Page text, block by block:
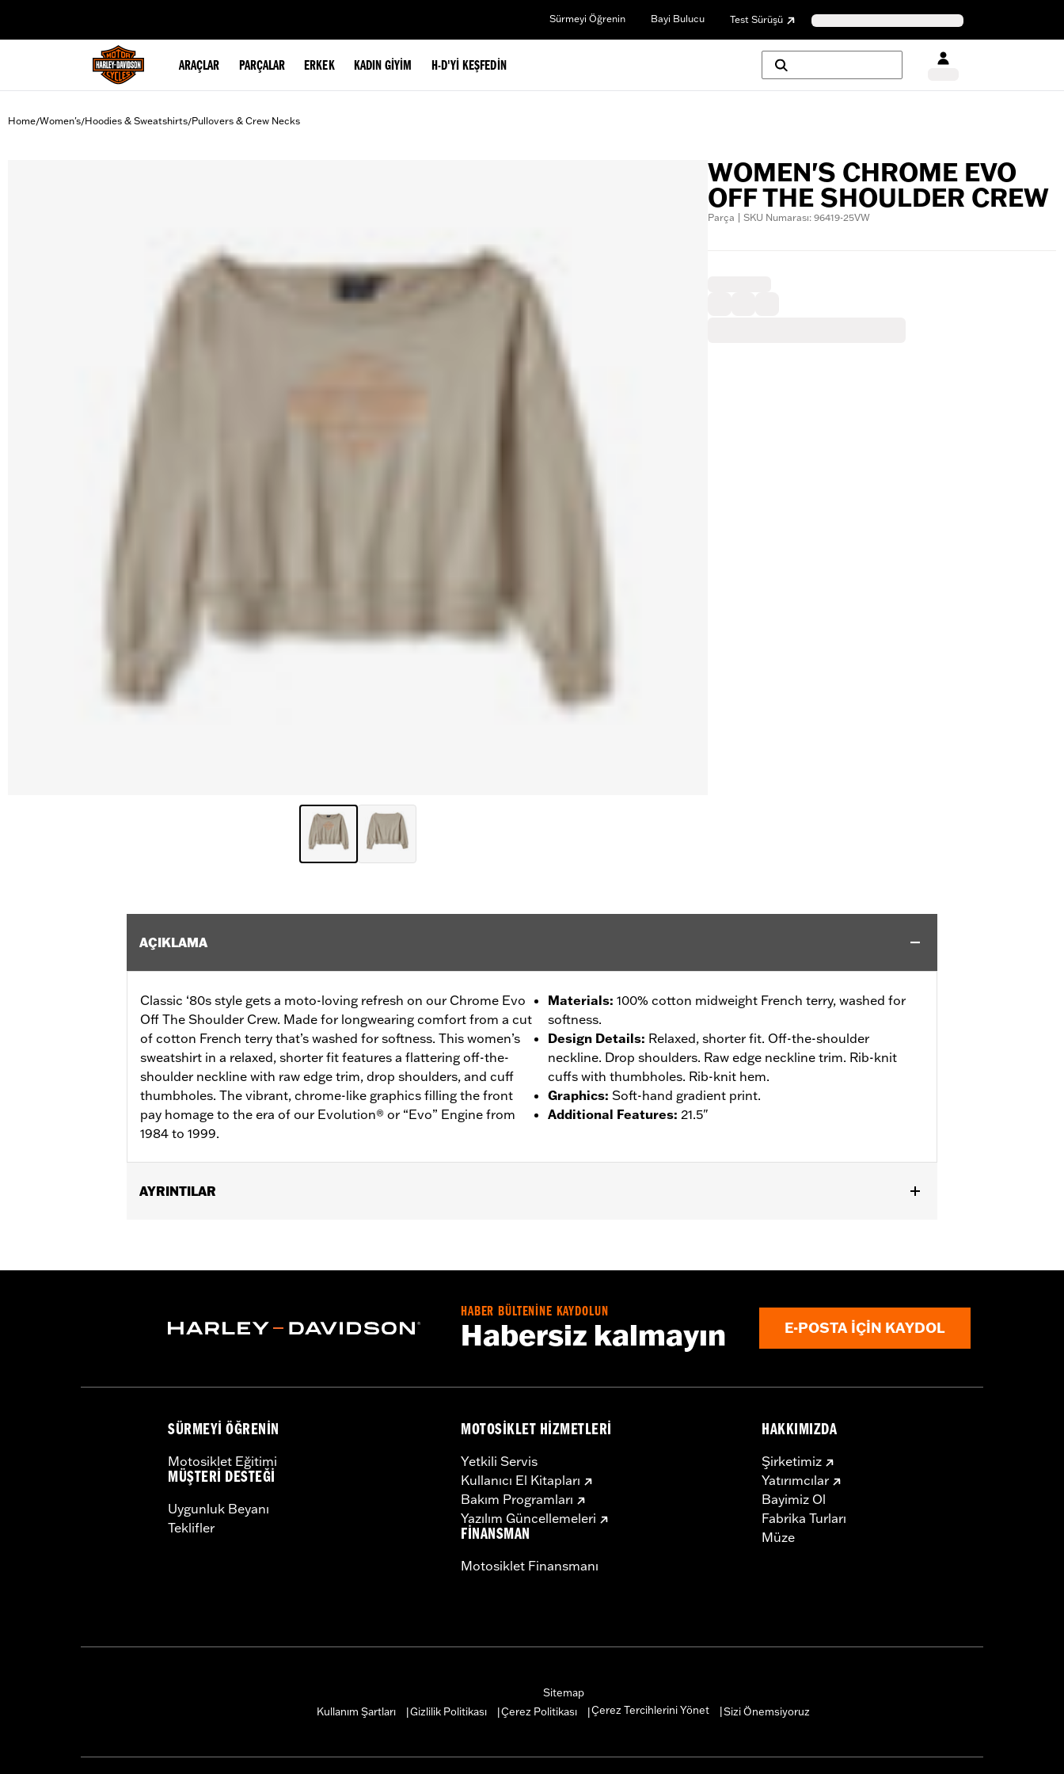
Sürmeyi Öğrenin Bayi Bulucu Test Sürüşü
ARAÇLAR PARÇALAR ERKEK KADIN GIYIM H-D'YI KEŞFEDIN
Home/Women's/Hoodies & Sweatshirts/Pullovers & Crew Necks
WOMEN'S CHROME EVO
OFF THE SHOULDER CREW
Parça | SKU Numarası: 96419-25VW
AÇIKLAMA
Classic ‘80s style gets a moto-loving refresh on our Chrome Evo
Off The Shoulder Crew. Made for longwearing comfort from a cut
of cotton French terry that’s washed for softness. This women’s
sweatshirt in a relaxed, shorter fit features a flattering off-the-
shoulder neckline with raw edge trim, drop shoulders, and cuff
thumbholes. The vibrant, chrome-like graphics filling the front
pay homage to the era of our Evolution® or “Evo” Engine from
1984 to 1999.
Materials: 100% cotton midweight French terry, washed for
softness.
Design Details: Relaxed, shorter fit. Off-the-shoulder
neckline. Drop shoulders. Raw edge neckline trim. Rib-knit
cuffs with thumbholes. Rib-knit hem.
Graphics: Soft-hand gradient print.
Additional Features: 21.5"
AYRINTILAR
Origin:Imported
HABER BÜLTENİNE KAYDOLUN
Habersiz kalmayın E-POSTA IÇIN KAYDOL
SÜRMEYI ÖĞRENIN
Motosiklet Eğitimi
MÜŞTERI DESTEĞI
Uygunluk Beyanı
Teklifler
MOTOSIKLET HIZMETLERI
Yetkili Servis
Kullanıcı El Kitapları
Bakım Programları
Yazılım Güncellemeleri
FINANSMAN
Motosiklet Finansmanı
HAKKIMIZDA
Şirketimiz
Yatırımcılar
Bayimiz Ol
Fabrika Turları
Müze
Sitemap
Kullanım Şartları
Gizlilik Politikası Çerez Politikası Çerez Tercihlerini Yönet Sizi Önemsiyoruz